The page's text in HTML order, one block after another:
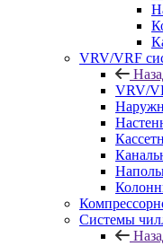
VRV/VRF
VRV/
Системы